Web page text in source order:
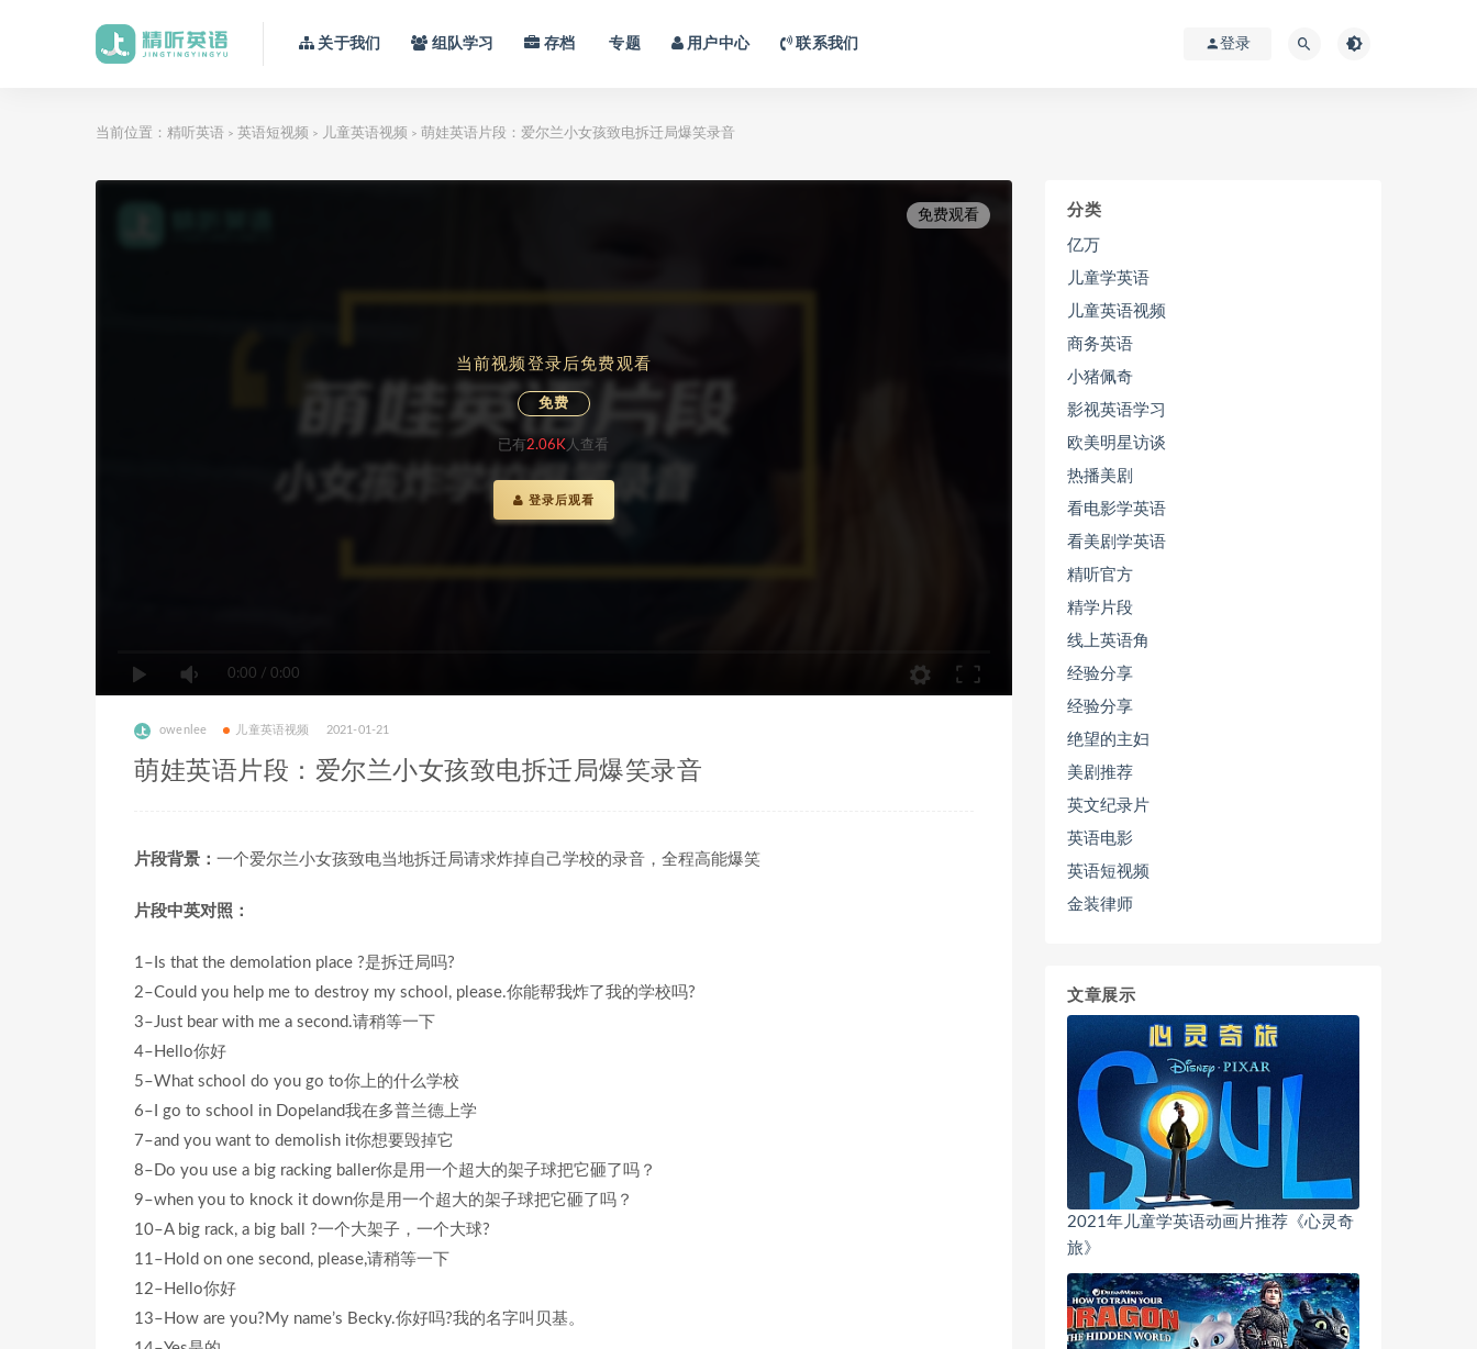
关于我们 组队学习 存档 专题 用户中心 联系我们 登录
当前位置： 精听英语 > 英语短视频 > 儿童英语视频 > 萌娃英语片段：爱尔兰小女孩致电拆迁局爆笑录音
免费观看
当前视频登录后免费观看
免费
已有2.06K人查看
登录后观看
0:00 / 0:00
owenlee 儿童英语视频 2021-01-21
萌娃英语片段：爱尔兰小女孩致电拆迁局爆笑录音
片段背景： 一个爱尔兰小女孩致电当地拆迁局请求炸掉自己学校的录音，全程高能爆笑
片段中英对照：
1–Is that the demolation place ?是拆迁局吗?
2–Could you help me to destroy my school, please.你能帮我炸了我的学校吗?
3–Just bear with me a second.请稍等一下
4–Hello你好
5–What school do you go to你上的什么学校
6–I go to school in Dopeland我在多普兰德上学
7–and you want to demolish it你想要毁掉它
8–Do you use a big racking baller你是用一个超大的架子球把它砸了吗？
9–when you to knock it down你是用一个超大的架子球把它砸了吗？
10–A big rack, a big ball ?一个大架子，一个大球?
11–Hold on one second, please,请稍等一下
12–Hello你好
13–How are you?My name’s Becky.你好吗?我的名字叫贝基。
分类
亿万
儿童学英语
儿童英语视频
商务英语
小猪佩奇
影视英语学习
欧美明星访谈
热播美剧
看电影学英语
看美剧学英语
精听官方
精学片段
线上英语角
经验分享
经验分享
绝望的主妇
美剧推荐
英文纪录片
英语电影
英语短视频
金装律师
文章展示
2021年儿童学英语动画片推荐《心灵奇
旅》